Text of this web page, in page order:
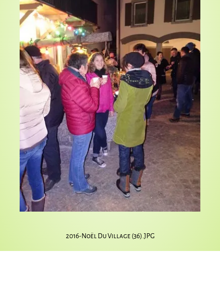
Entreprises
Histoire
Liens
2016-Noël Du Village (36).JPG